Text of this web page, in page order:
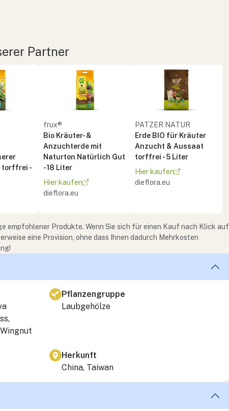
Partner
torffrei -
frux®
Bio Kräuter- &
Anzuchterde mit
Naturton Natürlich Gut
- 18 Liter
Hier kaufen
dieflora.eu
PATZER NATUR
Erde BIO für Kräuter
Anzucht & Aussaat
torffrei - 5 Liter
Hier kaufen
dieflora.eu
empfohlener Produkte. Wenn Sie sich für einen Kauf nach Klick auf
eine Provision, ohne dass Ihnen dadurch Mehrkosten
Pflanzengruppe
Laubgehölze
Herkunft
China, Taiwan